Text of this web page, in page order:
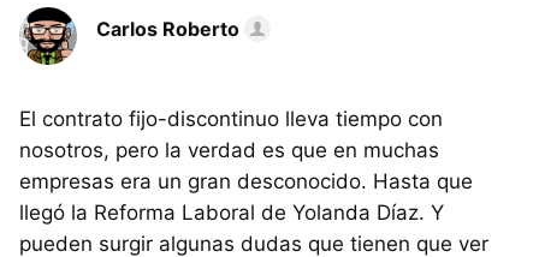
Carlos Roberto
El contrato fijo-discontinuo lleva tiempo con
nosotros, pero la verdad es que en muchas
empresas era un gran desconocido. Hasta que
llegó la Reforma Laboral de Yolanda Díaz. Y
pueden surgir algunas dudas que tienen que ver